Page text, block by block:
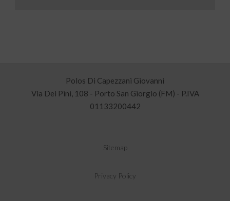
Polos Di Capezzani Giovanni
Via Dei Pini, 108 - Porto San Giorgio (FM) - P.IVA
01133200442
Sitemap
Privacy Policy